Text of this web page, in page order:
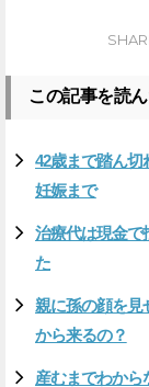
この記事を読
42歳まで踏ん
妊娠まで
治療代は現金で
た
親に孫の顔を見
から来るの？
産むまでわから